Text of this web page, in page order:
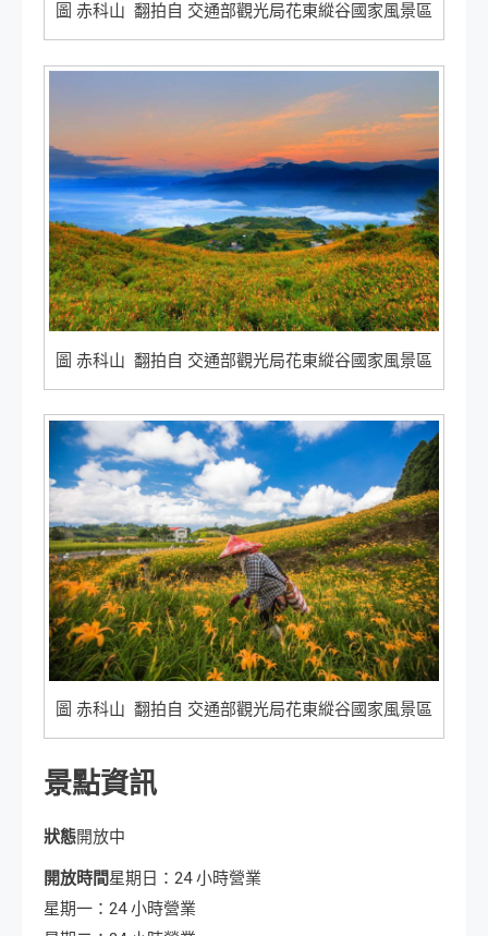
圖 赤科山 翻拍自 交通部觀光局花東縱谷國家風景區
圖 赤科山 翻拍自 交通部觀光局花東縱谷國家風景區
圖 赤科山 翻拍自 交通部觀光局花東縱谷國家風景區
景點資訊
狀態開放中
開放時間星期日：24 小時營業
星期一：24 小時營業